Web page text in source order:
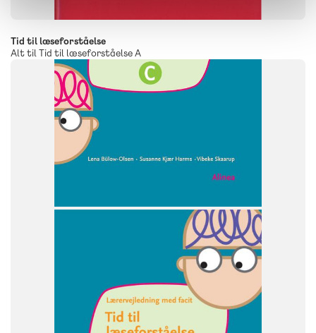
Tid til læseforståelse
Alt til Tid til læseforståelse A